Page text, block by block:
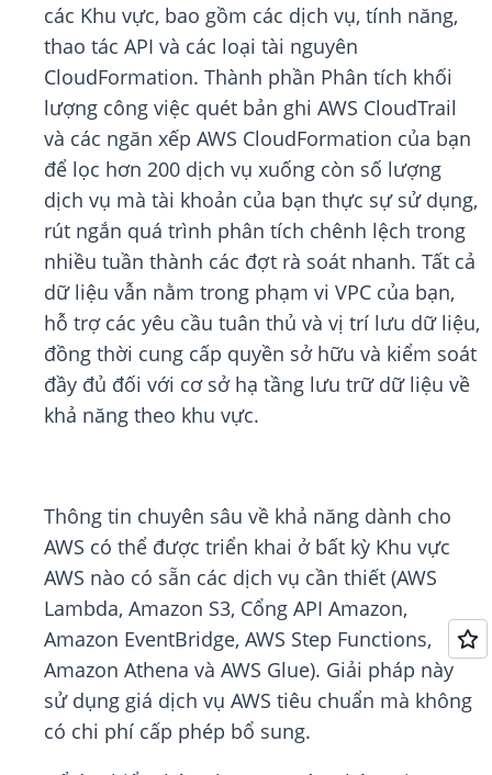
các Khu vực, bao gồm các dịch vụ, tính năng,
thao tác API và các loại tài nguyên
CloudFormation. Thành phần Phân tích khối
lượng công việc quét bản ghi AWS CloudTrail
và các ngăn xếp AWS CloudFormation của bạn
để lọc hơn 200 dịch vụ xuống còn số lượng
dịch vụ mà tài khoản của bạn thực sự sử dụng,
rút ngắn quá trình phân tích chênh lệch trong
nhiều tuần thành các đợt rà soát nhanh. Tất cả
dữ liệu vẫn nằm trong phạm vi VPC của bạn,
hỗ trợ các yêu cầu tuân thủ và vị trí lưu dữ liệu,
đồng thời cung cấp quyền sở hữu và kiểm soát
đầy đủ đối với cơ sở hạ tầng lưu trữ dữ liệu về
khả năng theo khu vực.
Thông tin chuyên sâu về khả năng dành cho
AWS có thể được triển khai ở bất kỳ Khu vực
AWS nào có sẵn các dịch vụ cần thiết (AWS
Lambda, Amazon S3, Cổng API Amazon,
Amazon EventBridge, AWS Step Functions,
Amazon Athena và AWS Glue). Giải pháp này
sử dụng giá dịch vụ AWS tiêu chuẩn mà không
có chi phí cấp phép bổ sung.